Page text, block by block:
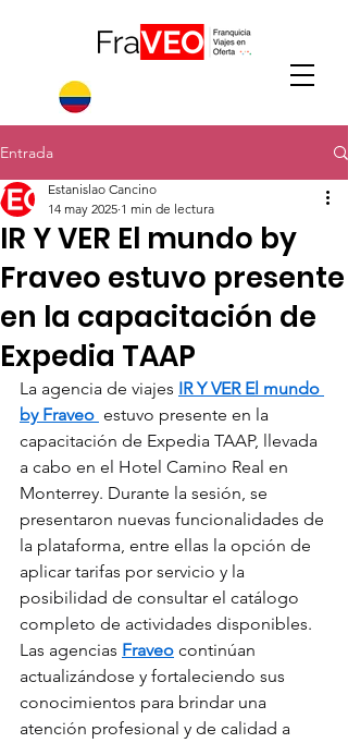
Entrada
IR Y VER El mundo by
Fraveo estuvo presente
en la capacitación de
Expedia TAAP
Estanislao Cancino
14 may 2025 1 min de lectura
La agencia de viajes IR Y VER El mundo
by Fraveo estuvo presente en la
capacitación de Expedia TAAP, llevada
a cabo en el Hotel Camino Real en
Monterrey. Durante la sesión, se
presentaron nuevas funcionalidades de
la plataforma, entre ellas la opción de
aplicar tarifas por servicio y la
posibilidad de consultar el catálogo
completo de actividades disponibles.
Las agencias Fraveo continúan
actualizándose y fortaleciendo sus
conocimientos para brindar una
atención profesional y de calidad a